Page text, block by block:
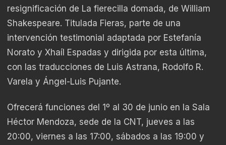
resignificación de La fierecilla domada, de William
Shakespeare. Titulada Fieras, parte de una
intervención testimonial adaptada por Estefanía
Norato y Xhaíl Espadas y dirigida por esta última,
con las traducciones de Luis Astrana, Rodolfo R.
Varela y Ángel-Luis Pujante.
Ofrecerá funciones del 1º al 30 de junio en la Sala
Héctor Mendoza, sede de la CNT, jueves a las
20:00, viernes a las 17:00, sábados a las 19:00 y